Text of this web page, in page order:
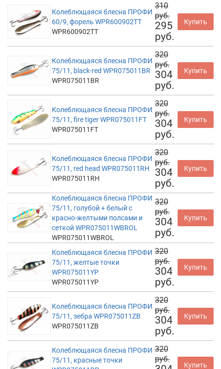
Колеблющаяся блесна ПРОФИ
60/9, форель WPR600902TT
WPR600902TT
310
руб.
295
руб.
Купить
Колеблющаяся блесна ПРОФИ
75/11, black-red WPR075011BR
WPR075011BR
320
руб.
304
руб.
Купить
Колеблющаяся блесна ПРОФИ
75/11, fire tiger WPR075011FT
WPR075011FT
320
руб.
304
руб.
Купить
Колеблющаяся блесна ПРОФИ
75/11, red head WPR075011RH
WPR075011RH
320
руб.
304
руб.
Купить
Колеблющаяся блесна ПРОФИ
75/11, голубой + белый с
красно-желтыми полсами и
сеткой WPR075011WBROL
WPR075011WBROL
320
руб.
304
руб.
Купить
Колеблющаяся блесна ПРОФИ
75/11, желтые точки
WPR075011YP
WPR075011YP
320
руб.
304
руб.
Купить
Колеблющаяся блесна ПРОФИ
75/11, зебра WPR075011ZB
WPR075011ZB
320
руб.
304
руб.
Купить
Колеблющаяся блесна ПРОФИ
75/11, красные точки
320
руб.
Купить